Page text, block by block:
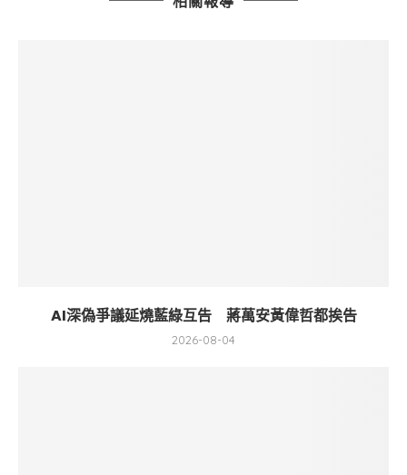
AI深偽爭議延燒藍綠互告 蔣萬安黃偉哲都挨告
2026-08-04